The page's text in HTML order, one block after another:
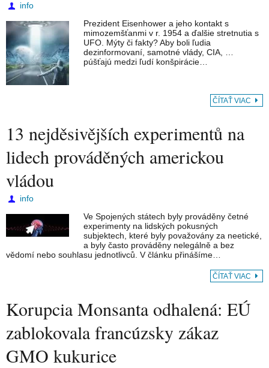
info
Prezident Eisenhower a jeho kontakt s
mimozemšťanmi v r. 1954 a ďalšie stretnutia s
UFO. Mýty či fakty? Aby boli ľudia
dezinformovaní, samotné vlády, CIA, …
púšťajú medzi ľudí konšpirácie…
ČÍTAŤ VIAC
13 nejděsivějších experimentů na
lidech prováděných americkou
vládou
info
Ve Spojených státech byly prováděny četné
experimenty na lidských pokusných
subjektech, které byly považovány za neetické,
a byly často prováděny nelegálně a bez
vědomí nebo souhlasu jednotlivců. V článku přinášíme…
ČÍTAŤ VIAC
Korupcia Monsanta odhalená: EÚ
zablokovala francúzsky zákaz
GMO kukurice